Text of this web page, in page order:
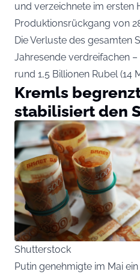
und verzeichnete im ersten
Produktionsrückgang von
Die Verluste des gesamten
Jahresende verdreifachen
rund 1,5 Billionen Rubel (14
Kremls
stabilisiert den
Shutterstock
Putin genehmigte im Mai